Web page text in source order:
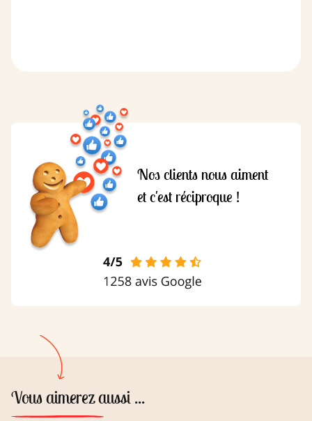
Nos clients nous aiment
et c'est réciproque !
Vous aimerez aussi ...